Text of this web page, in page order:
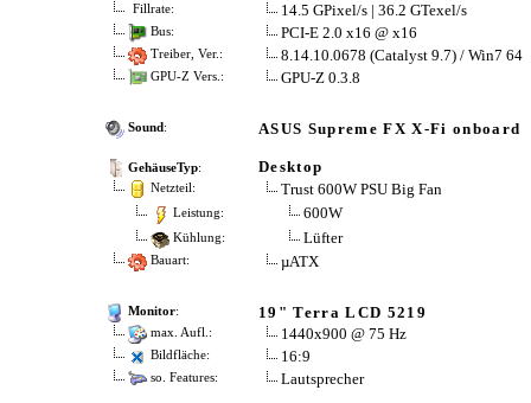
Fillrate: 14.5 GPixel/s | 36.2 GTexel/s
Bus: PCI-E 2.0 x16 @ x16
Treiber, Ver.: 8.14.10.0678 (Catalyst 9.7) / Win7 64
GPU-Z Vers.: GPU-Z 0.3.8
Sound: ASUS Supreme FX X-Fi onboard
GehäuseTyp: Desktop
Netzteil: Trust 600W PSU Big Fan
Leistung: 600W
Kühlung: Lüfter
Bauart: µATX
Monitor: 19" Terra LCD 5219
max. Aufl.: 1440x900 @ 75 Hz
Bildfläche: 16:9
so. Features: Lautsprecher